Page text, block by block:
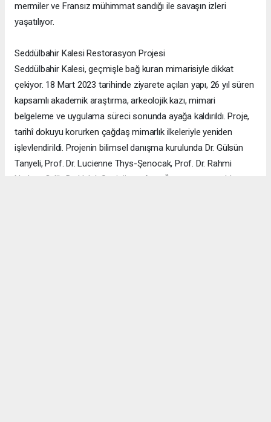
mermiler ve Fransız mühimmat sandığı ile savaşın izleri
yaşatılıyor.
Seddülbahir Kalesi Restorasyon Projesi
Seddülbahir Kalesi, geçmişle bağ kuran mimarisiyle dikkat
çekiyor. 18 Mart 2023 tarihinde ziyarete açılan yapı, 26 yıl süren
kapsamlı akademik araştırma, arkeolojik kazı, mimari
belgeleme ve uygulama süreci sonunda ayağa kaldırıldı. Proje,
tarihî dokuyu korurken çağdaş mimarlık ilkeleriyle yeniden
işlevlendirildi. Projenin bilimsel danışma kurulunda Dr. Gülsün
Tanyeli, Prof. Dr. Lucienne Thys-Şenocak, Prof. Dr. Rahmi
Nurhan Çelik, Dr. Haluk Sesigür ve Arzu Özsavaşcı yer aldı.